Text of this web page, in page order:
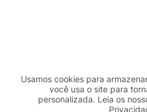
Usamos cookies para
você usa o site para
personalizada. Leia os